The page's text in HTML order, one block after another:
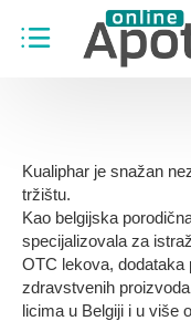
Kualiphar je snažan
tržištu.
Kao belgijska
specijalizovala za
OTC lekova, dodataka
zdravstvenih
licima u Belgiji i u više